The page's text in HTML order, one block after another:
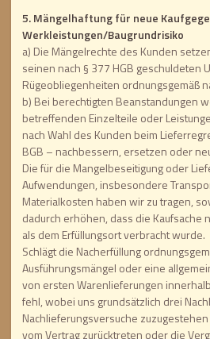
5. Mängelhaftung für neue
Werkleistungen/Baugrundrisiko
a) Die Mängelrechte des Kunden
seinen nach § 377 HGB geschuldeten
Rügeobliegenheiten ordnungsgemäß
b) Bei berechtigten Beanstandungen
betreffenden Einzelteile oder
nach Wahl des Kunden beim
BGB – nachbessern, ersetzen oder
Die für die Mangelbeseitigung oder
Aufwendungen, insbesondere
Materialkosten haben wir zu tragen,
dadurch erhöhen, dass die Kaufsache
als dem Erfüllungsort verbracht wurde.
Schlägt die Nacherfüllung
Ausführungsmängel oder eine
von ersten Warenlieferungen
fehl, wobei uns grundsätzlich drei
Nachlieferungsversuche
vom Vertrag zurücktreten oder die